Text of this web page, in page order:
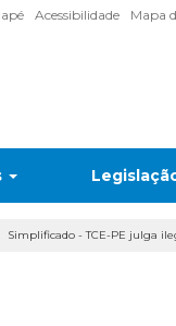
Acessibilidade Mapa
Simplificado - TCE-PE julga